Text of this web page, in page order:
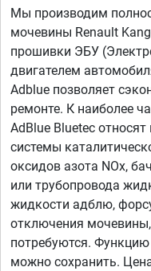
Мы производим
мочевины Renault
прошивки ЭБУ
двигателем
Adblue позволяет
ремонте. К наиболее
AdBlue Bluetec
системы
оксидов азота NOx,
или трубопровода
жидкости адблю,
отключения
потребуются.
можно сохранить.